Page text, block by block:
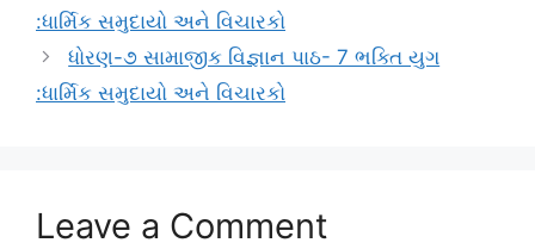
:ધાર્મિક સમુદાયો અને વિચારકો
ધોરણ-૭ સામાજીક વિજ્ઞાન પાઠ- 7 ભક્તિ યુગ
:ધાર્મિક સમુદાયો અને વિચારકો
Leave a Comment